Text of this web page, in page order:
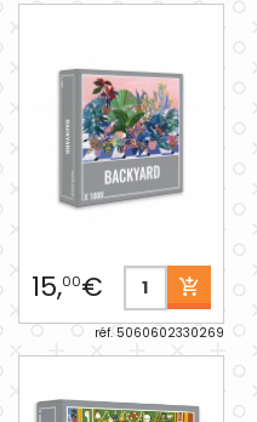
15,00€
réf. 5060602330269